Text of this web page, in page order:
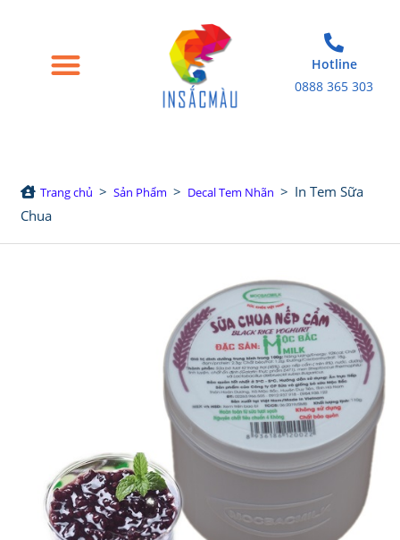
Hotline
0888 365 303
Trang chủ > Sản Phẩm > Decal Tem Nhãn > In Tem Sữa
Chua